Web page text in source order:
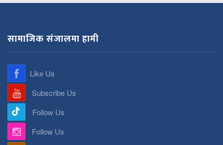
सामाजिक संजालमा हामी
Like Us
Subscribe Us
Follow Us
Follow Us